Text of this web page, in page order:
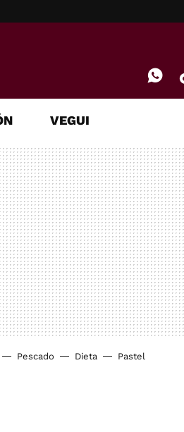
VEGUI
Pescado Dieta Pastel